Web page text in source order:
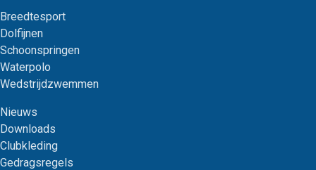
Breedtesport
Dolfijnen
Schoonspringen
Waterpolo
Wedstrijdzwemmen
Nieuws
Downloads
Clubkleding
Gedragsregels